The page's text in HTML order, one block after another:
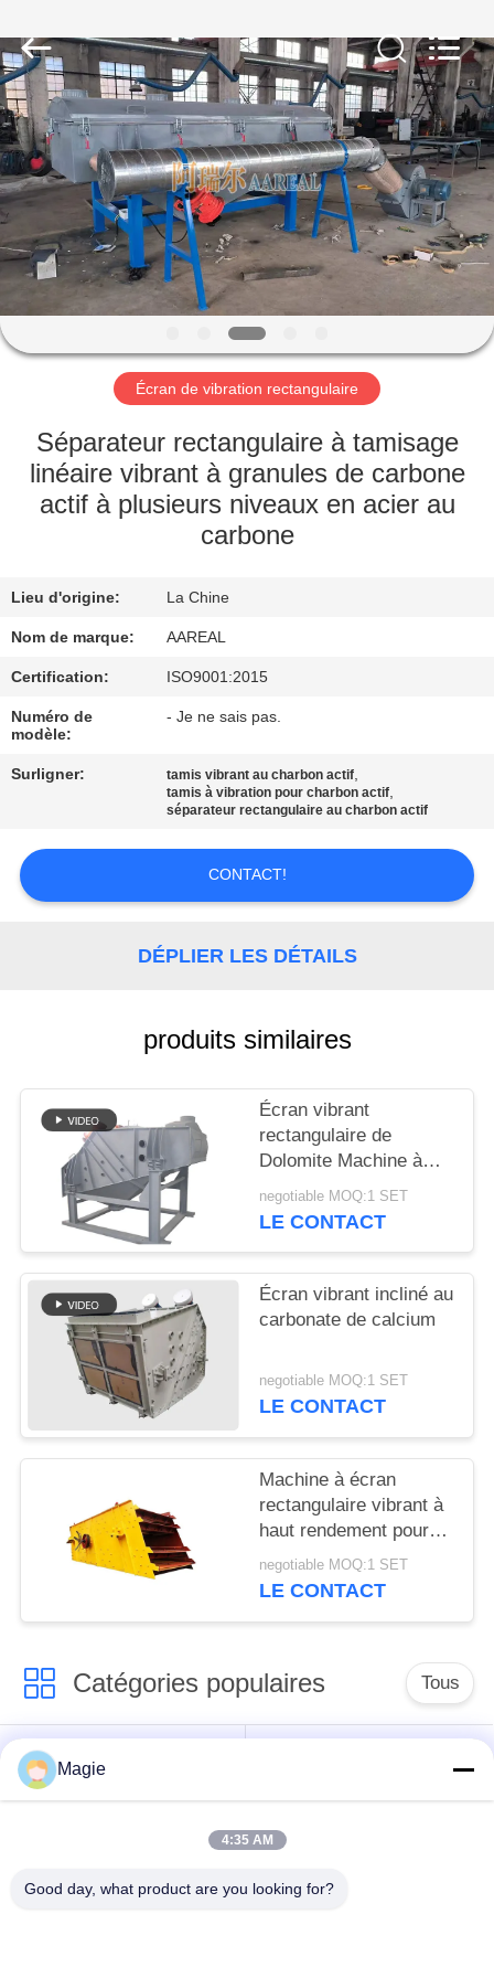
À
LA
MAISON
PRODUITS
À
PROPOS
NOUS
VISITE
CONTRÔLE
DE
LA
CONTACTER
UN DEVIS
SITE
PRIVACY
POLICY
Machine
Co.,Ltd.
All
Rights
Reserved.
Écran de vibration rectangulaire
Séparateur rectangulaire à tamisage
linéaire vibrant à granules de carbone
actif à plusieurs niveaux en acier au
carbone
Lieu d'origine: La Chine
Nom de marque: AAREAL
Certification: ISO9001:2015
Numéro de
modèle:
- Je ne sais pas.
Surligner: tamis vibrant au charbon actif,
tamis à vibration pour charbon actif,
séparateur rectangulaire au charbon actif
CONTACT!
DÉPLIER LES DÉTAILS
produits similaires
Écran vibrant
rectangulaire de
Dolomite Machine à
écran de probabilité
Sieve Mogensen
negotiable MOQ:1 SET
LE CONTACT
Écran vibrant incliné au
carbonate de calcium
negotiable MOQ:1 SET
LE CONTACT
Machine à écran
rectangulaire vibrant à
haut rendement pour
matériaux de
construction
negotiable MOQ:1 SET
LE CONTACT
Catégories populaires Tous
Vibro machine à
écran
Culbuteur Screening
Magie
4:35 AM
Good day, what product are you looking for?